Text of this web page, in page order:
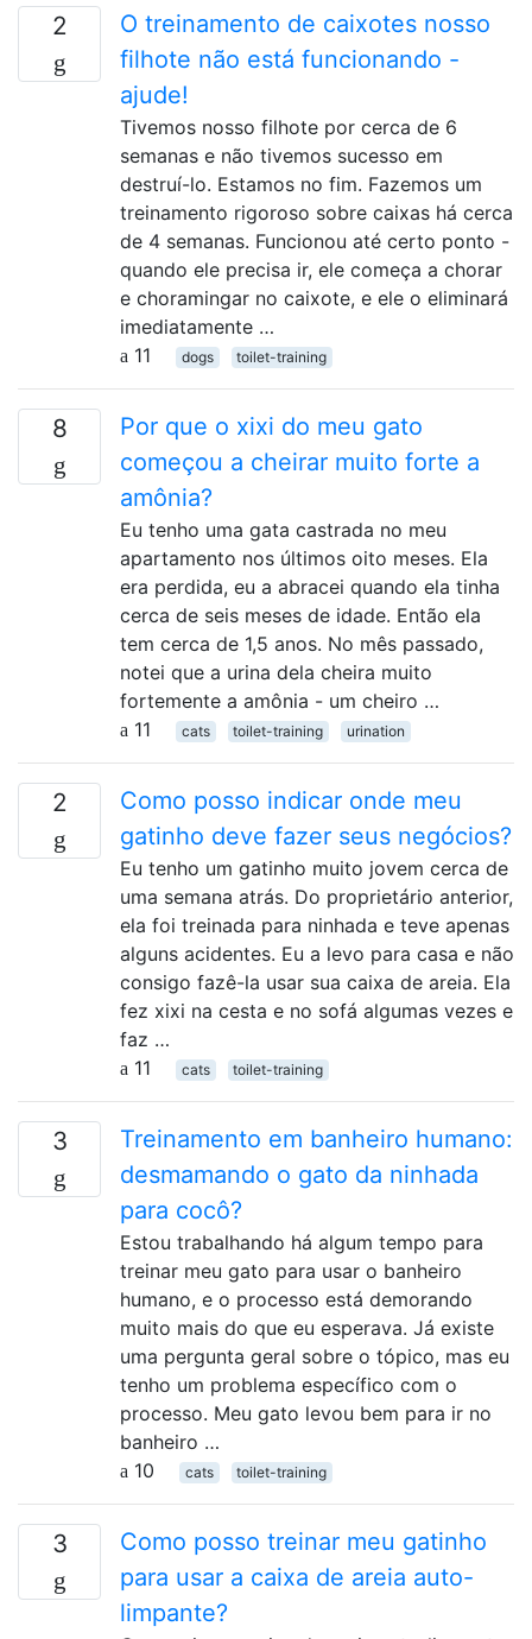
2
O treinamento de caixotes nosso
filhote não está funcionando -
ajude!
Tivemos nosso filhote por cerca de 6
semanas e não tivemos sucesso em
destruí-lo. Estamos no fim. Fazemos um
treinamento rigoroso sobre caixas há cerca
de 4 semanas. Funcionou até certo ponto -
quando ele precisa ir, ele começa a chorar
e choramingar no caixote, e ele o eliminará
imediatamente …
11
dogs toilet-training
8
Por que o xixi do meu gato
começou a cheirar muito forte a
amônia?
Eu tenho uma gata castrada no meu
apartamento nos últimos oito meses. Ela
era perdida, eu a abracei quando ela tinha
cerca de seis meses de idade. Então ela
tem cerca de 1,5 anos. No mês passado,
notei que a urina dela cheira muito
fortemente a amônia - um cheiro …
11
cats toilet-training urination
2
Como posso indicar onde meu
gatinho deve fazer seus negócios?
Eu tenho um gatinho muito jovem cerca de
uma semana atrás. Do proprietário anterior,
ela foi treinada para ninhada e teve apenas
alguns acidentes. Eu a levo para casa e não
consigo fazê-la usar sua caixa de areia. Ela
fez xixi na cesta e no sofá algumas vezes e
faz …
11
cats toilet-training
3
Treinamento em banheiro humano:
desmamando o gato da ninhada
para cocô?
Estou trabalhando há algum tempo para
treinar meu gato para usar o banheiro
humano, e o processo está demorando
muito mais do que eu esperava. Já existe
uma pergunta geral sobre o tópico, mas eu
tenho um problema específico com o
processo. Meu gato levou bem para ir no
banheiro …
10
cats toilet-training
3
Como posso treinar meu gatinho
para usar a caixa de areia auto-
limpante?